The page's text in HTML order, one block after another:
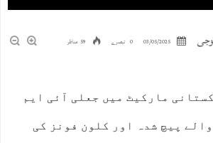
03/05/2025 0 تبصرے 59 مناظر
مارکیٹ میں جعلی آئی ایم
پیچ شدہ اور کلون فونز کی